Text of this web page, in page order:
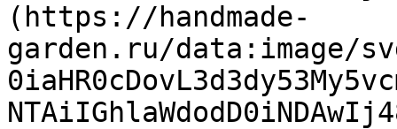
(https://handmade-
garden.ru/data:image/